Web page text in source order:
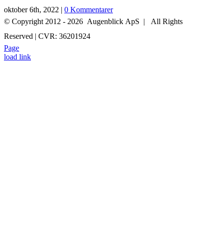
oktober 6th, 2022 | 0 Kommentarer
© Copyright 2012 - 2026 Augenblick ApS | All Rights
Reserved | CVR: 36201924
Page
load link